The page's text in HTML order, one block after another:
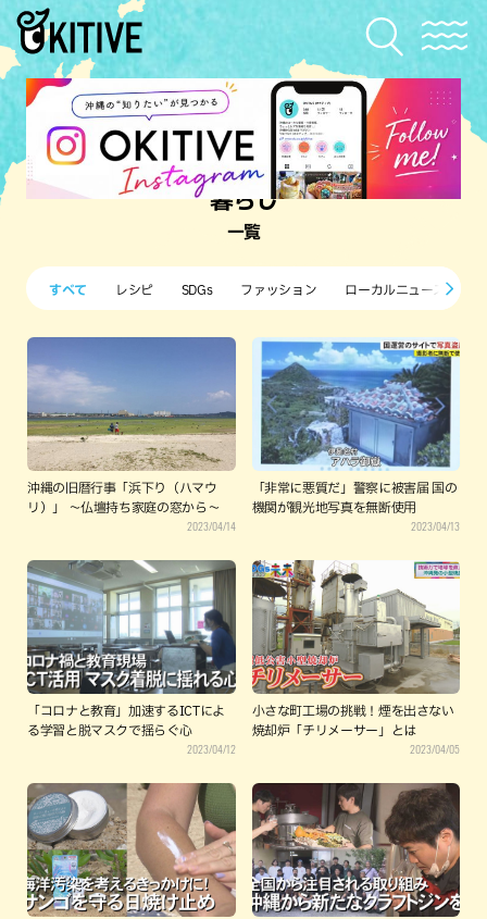
暮らし
一覧
すべて レシピ SDGs ファッション ローカルニュース
沖縄の旧暦行事「浜下り（ハマウ
リ）」 ～仏壇持ち家庭の窓から～
2023/04/14
「非常に悪質だ」警察に被害届 国の
機関が観光地写真を無断使用
2023/04/13
「コロナと教育」加速するICTによ
る学習と脱マスクで揺らぐ心
2023/04/12
小さな町工場の挑戦！煙を出さない
焼却炉「チリメーサー」とは
2023/04/05